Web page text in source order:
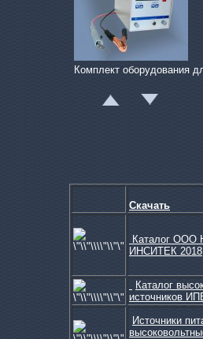
Комплект оборудования
Вакуумметр термопарный
Скачать
Каталог ООО
ИНСИТЕК 2018
Каталог
источников
Источники